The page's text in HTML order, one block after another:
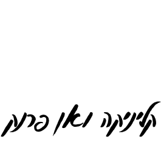
קליניקה ואן פרנק